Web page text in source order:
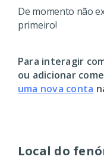
Local do
De momento não
primeiro!
Para interagir
ou adicionar
uma nova conta